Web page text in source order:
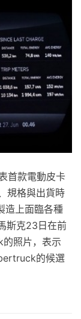
首款電動皮卡
規格與出貨時
造上面臨各種
斯克23日在前
照片，表示
的候選